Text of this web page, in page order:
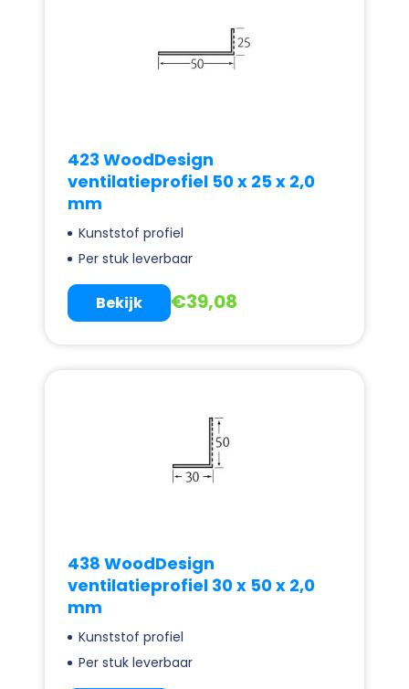
423 WoodDesign
ventilatieprofiel 50 x 25 x 2,0
mm
Kunststof profiel
Per stuk leverbaar
€39,08
Bekijk
438 WoodDesign
ventilatieprofiel 30 x 50 x 2,0
mm
Kunststof profiel
Per stuk leverbaar